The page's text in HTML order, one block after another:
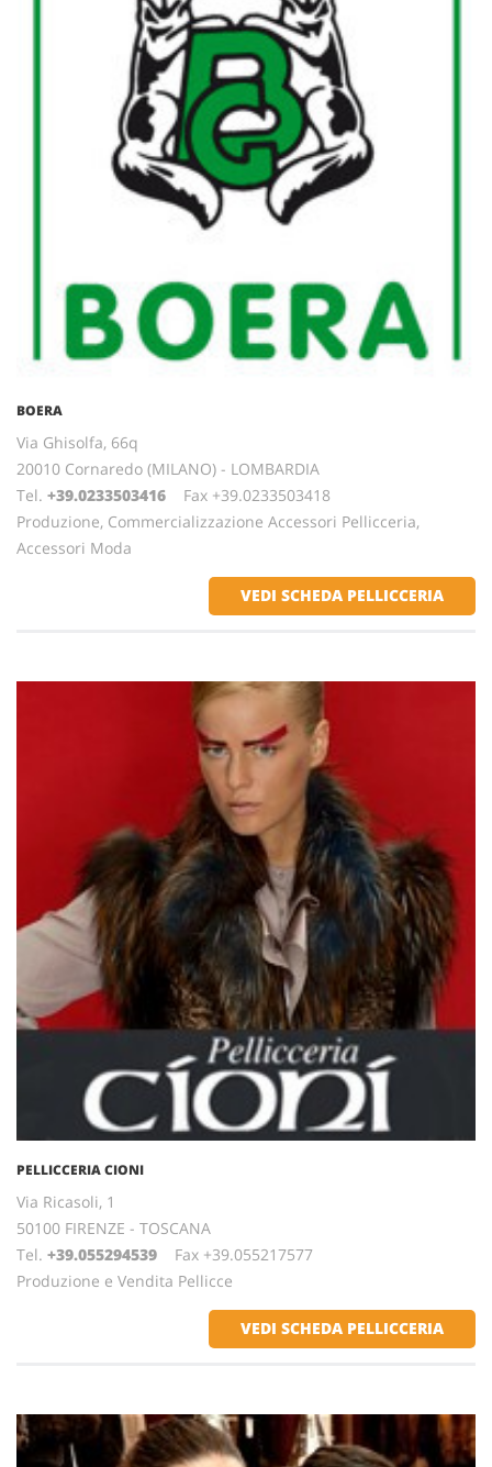
BOERA
Via Ghisolfa, 66q
20010 Cornaredo (MILANO) - LOMBARDIA
Tel. +39.0233503416 Fax +39.0233503418
Produzione, Commercializzazione Accessori Pellicceria,
Accessori Moda
VEDI SCHEDA PELLICCERIA
PELLICCERIA CIONI
Via Ricasoli, 1
50100 FIRENZE - TOSCANA
Tel. +39.055294539 Fax +39.055217577
Produzione e Vendita Pellicce
VEDI SCHEDA PELLICCERIA